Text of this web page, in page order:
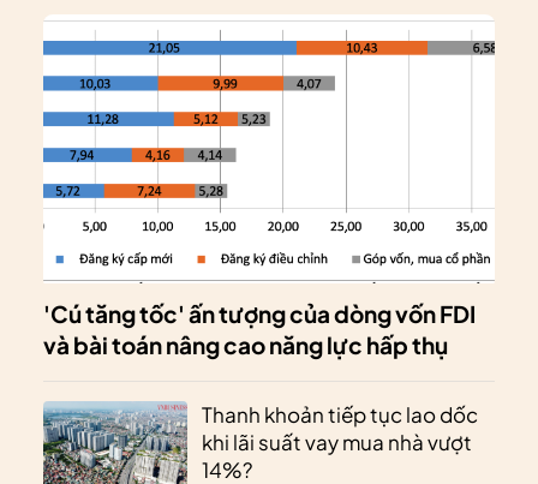
'Cú tăng tốc' ấn tượng của dòng vốn FDI
và bài toán nâng cao năng lực hấp thụ
Thanh khoản tiếp tục lao dốc
khi lãi suất vay mua nhà vượt
14%?